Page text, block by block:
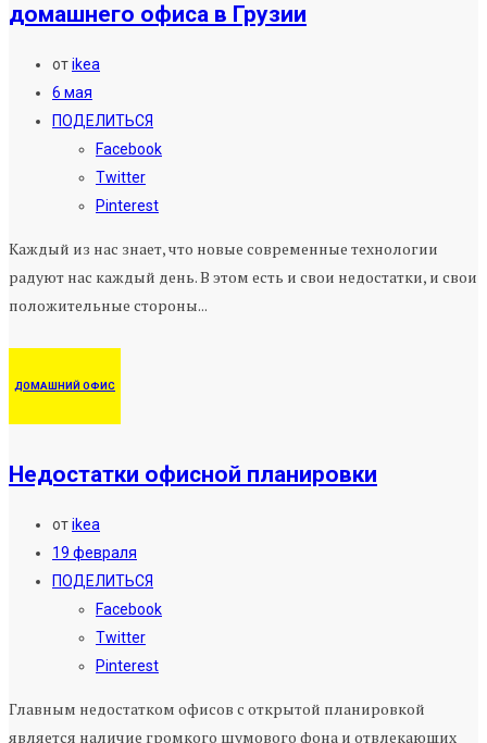
домашнего офиса в Грузии
отikea
6 мая
ПОДЕЛИТЬСЯ
Facebook
Twitter
Pinterest
Каждый из нас знает, что новые современные технологии
радуют нас каждый день. В этом есть и свои недостатки, и свои
положительные стороны...
ДОМАШНИЙ ОФИС
Недостатки офисной планировки
отikea
19 февраля
ПОДЕЛИТЬСЯ
Facebook
Twitter
Pinterest
Главным недостатком офисов с открытой планировкой
является наличие громкого шумового фона и отвлекающих